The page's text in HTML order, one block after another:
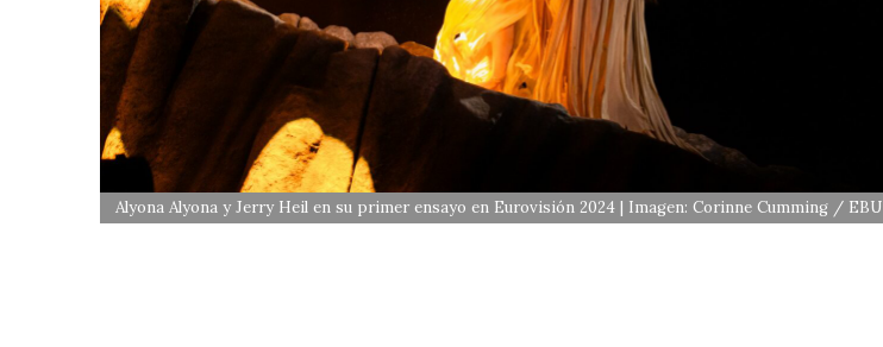
Alyona Alyona y Jerry Heil en su primer ensayo en Eurovisión 2024 | Imagen: Corinne Cumming / EBU